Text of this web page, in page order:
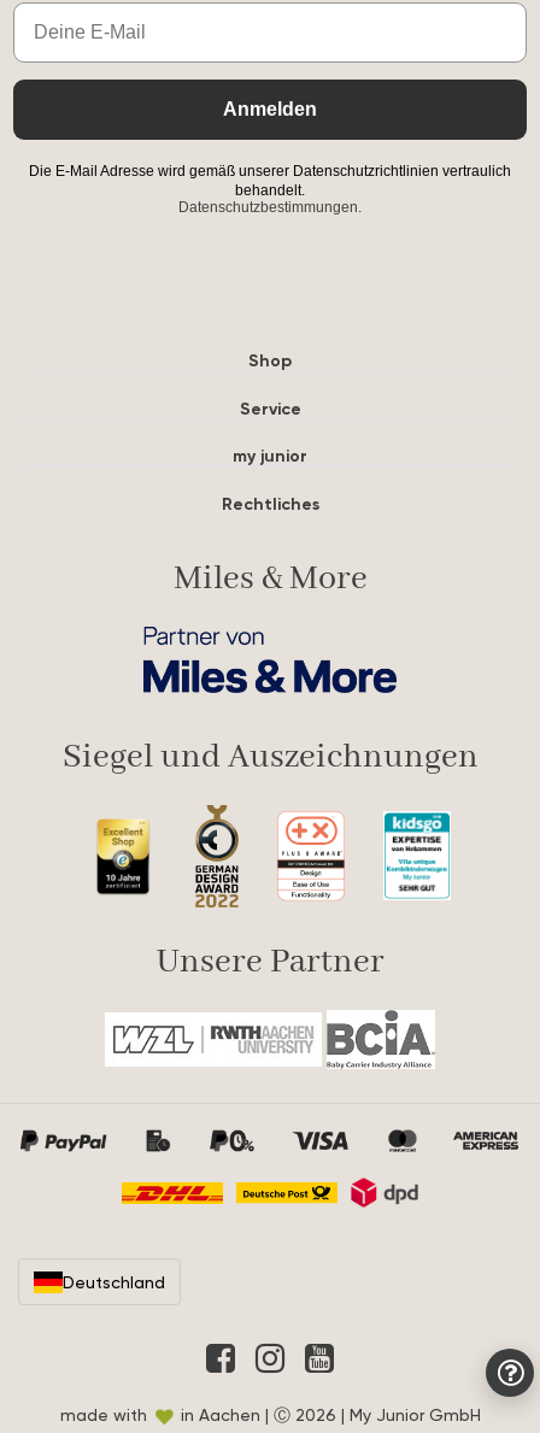
Email
Anmelden
Die E-Mail Adresse wird gemäß unserer Datenschutzrichtlinien vertraulich
behandelt.
Datenschutzbestimmungen.
Shop
Service
my junior
Rechtliches
Miles & More
Siegel und Auszeichnungen
Unsere Partner
Deutschland
made with in Aachen | Ⓒ 2026 | My Junior GmbH